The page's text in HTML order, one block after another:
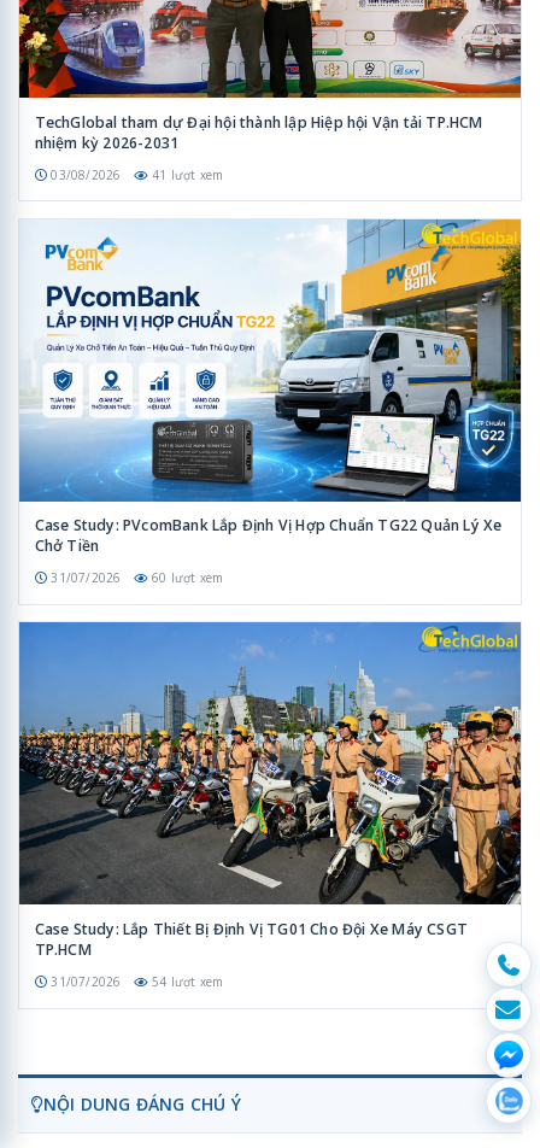
TechGlobal tham dự Đại hội thành lập Hiệp hội Vận tải TP.HCM
nhiệm kỳ 2026-2031
03/08/2026 41 lượt xem
Case Study: PVcomBank Lắp Định Vị Hợp Chuẩn TG22 Quản Lý Xe
Chở Tiền
31/07/2026 60 lượt xem
Case Study: Lắp Thiết Bị Định Vị TG01 Cho Đội Xe Máy CSGT
TP.HCM
31/07/2026 54 lượt xem
NỘI DUNG ĐÁNG CHÚ Ý